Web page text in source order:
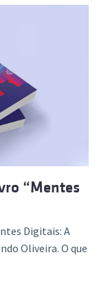
“Mentes
Digitais: A
Oliveira. O que